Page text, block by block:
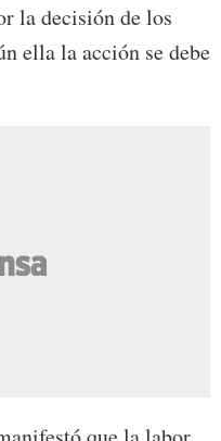
la decisión de los
ella la acción se debe